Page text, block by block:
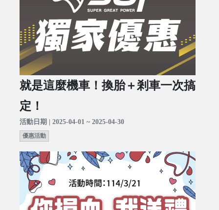
就是這麼機車！換胎＋剎車一次搞
定！
活動日期 | 2025-04-01 ~ 2025-04-30
優惠活動